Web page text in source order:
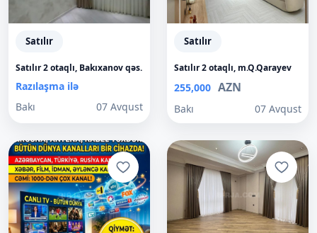
Satılır
Satılır 2 otaqlı, Bakıxanov qəs.
Razılaşma ilə
Bakı
07 Avqust
Satılır
Satılır 2 otaqlı, m.Q.Qarayev
255,000 AZN
Bakı 07 Avqust